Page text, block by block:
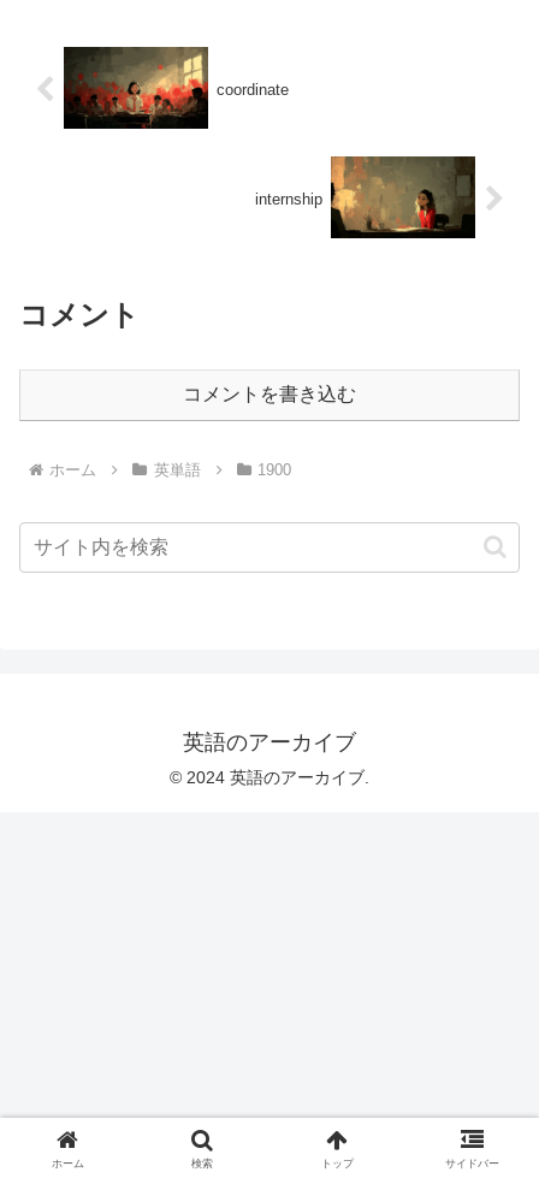
coordinate
internship
コメント
コメントを書き込む
ホーム 英単語 1900
英語のアーカイブ
© 2024 英語のアーカイブ.
ホーム 検索 トップ サイドバー